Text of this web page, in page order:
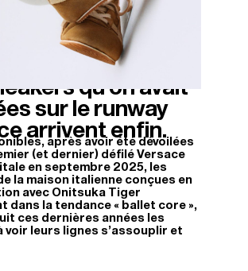
qu’on avait
sur le runway
arrivent enfin.
après avoir été dévoilées
(et dernier) défilé Versace
en septembre 2025, les
la maison italienne conçues en
avec Onitsuka Tiger
dans la tendance « ballet core »,
ces dernières années les
voir leurs lignes s’assouplir et